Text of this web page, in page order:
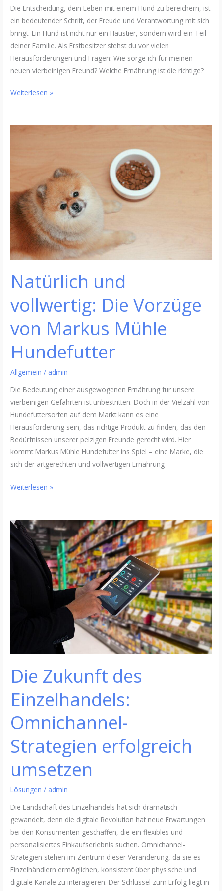
Die Entscheidung, dein Leben mit einem Hund zu bereichern, ist
ein bedeutender Schritt, der Freude und Verantwortung mit sich
bringt. Ein Hund ist nicht nur ein Haustier, sondern wird ein Teil
deiner Familie. Als Erstbesitzer stehst du vor vielen
Herausforderungen und Fragen: Wie sorge ich für meinen
neuen vierbeinigen Freund? Welche Ernährung ist die richtige?
Weiterlesen »
Natürlich und
vollwertig: Die Vorzüge
von Markus Mühle
Hundefutter
Allgemein / admin
Die Bedeutung einer ausgewogenen Ernährung für unsere
vierbeinigen Gefährten ist unbestritten. Doch in der Vielzahl von
Hundefuttersorten auf dem Markt kann es eine
Herausforderung sein, das richtige Produkt zu finden, das den
Bedürfnissen unserer pelzigen Freunde gerecht wird. Hier
kommt Markus Mühle Hundefutter ins Spiel – eine Marke, die
sich der artgerechten und vollwertigen Ernährung
Natürlich
von
Markus
Mühle
Hundefutter
Weiterlesen »
Die Zukunft des
Einzelhandels:
Omnichannel-
Strategien erfolgreich
umsetzen
Lösungen / admin
Die Landschaft des Einzelhandels hat sich dramatisch
gewandelt, denn die digitale Revolution hat neue Erwartungen
bei den Konsumenten geschaffen, die ein flexibles und
personalisiertes Einkaufserlebnis suchen. Omnichannel-
Strategien stehen im Zentrum dieser Veränderung, da sie es
Einzelhändlern ermöglichen, konsistent über physische und
digitale Kanäle zu interagieren. Der Schlüssel zum Erfolg liegt in
Die
Zukunft
des
Einzelhandels:
Omnichannel-